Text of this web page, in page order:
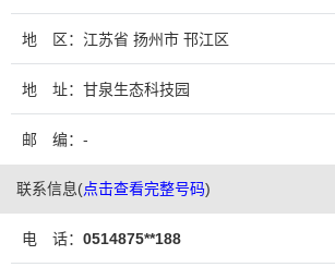
地 区：江苏省 扬州市 邗江区
地 址：甘泉生态科技园
邮 编：-
联系信息(点击查看完整号码)
电 话： 0514875**188